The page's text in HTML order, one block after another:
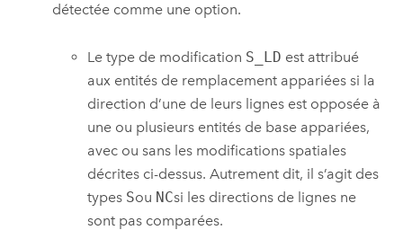
détectée comme une option.
Le type de modification S_LD est attribué
aux entités de remplacement appariées si la
direction d’une de leurs lignes est opposée à
une ou plusieurs entités de base appariées,
avec ou sans les modifications spatiales
décrites ci-dessus. Autrement dit, il s’agit des
types Sou NCsi les directions de lignes ne
sont pas comparées.